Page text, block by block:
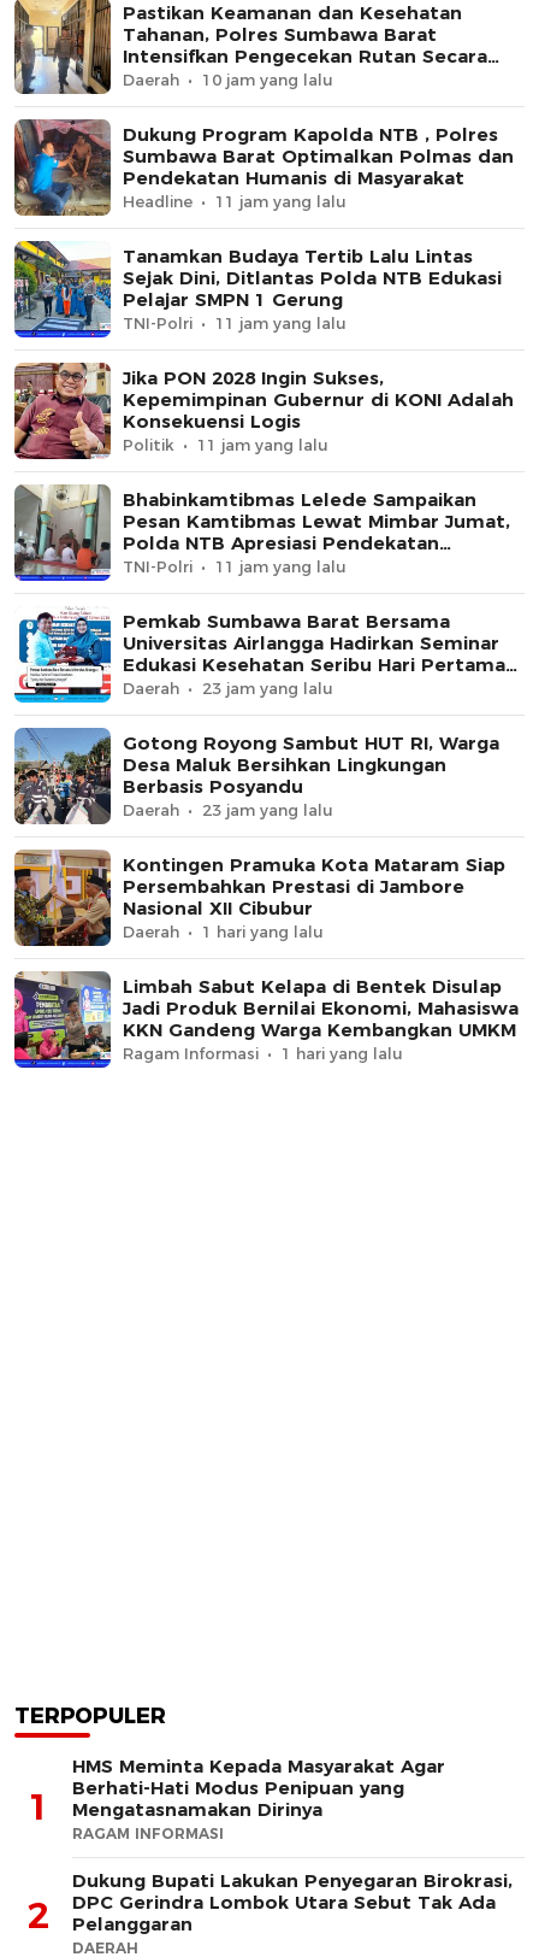
Pastikan Keamanan dan Kesehatan
Tahanan, Polres Sumbawa Barat
Intensifkan Pengecekan Rutan Secara
Berkala
Daerah 10 jam yang lalu
Dukung Program Kapolda NTB , Polres
Sumbawa Barat Optimalkan Polmas dan
Pendekatan Humanis di Masyarakat
Headline 11 jam yang lalu
Tanamkan Budaya Tertib Lalu Lintas
Sejak Dini, Ditlantas Polda NTB Edukasi
Pelajar SMPN 1 Gerung
TNI-Polri 11 jam yang lalu
Jika PON 2028 Ingin Sukses,
Kepemimpinan Gubernur di KONI Adalah
Konsekuensi Logis
Politik 11 jam yang lalu
Bhabinkamtibmas Lelede Sampaikan
Pesan Kamtibmas Lewat Mimbar Jumat,
Polda NTB Apresiasi Pendekatan
Keagamaan
TNI-Polri 11 jam yang lalu
Pemkab Sumbawa Barat Bersama
Universitas Airlangga Hadirkan Seminar
Edukasi Kesehatan Seribu Hari Pertama
Kehidupan
Daerah 23 jam yang lalu
Gotong Royong Sambut HUT RI, Warga
Desa Maluk Bersihkan Lingkungan
Berbasis Posyandu
Daerah 23 jam yang lalu
Kontingen Pramuka Kota Mataram Siap
Persembahkan Prestasi di Jambore
Nasional XII Cibubur
Daerah 1 hari yang lalu
Limbah Sabut Kelapa di Bentek Disulap
Jadi Produk Bernilai Ekonomi, Mahasiswa
KKN Gandeng Warga Kembangkan UMKM
Ragam Informasi 1 hari yang lalu
TERPOPULER
1
HMS Meminta Kepada Masyarakat Agar
Berhati-Hati Modus Penipuan yang
Mengatasnamakan Dirinya
RAGAM INFORMASI
2
Dukung Bupati Lakukan Penyegaran Birokrasi,
DPC Gerindra Lombok Utara Sebut Tak Ada
Pelanggaran
DAERAH